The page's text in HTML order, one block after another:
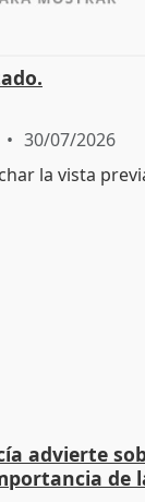
30/07/2026
advierte
de